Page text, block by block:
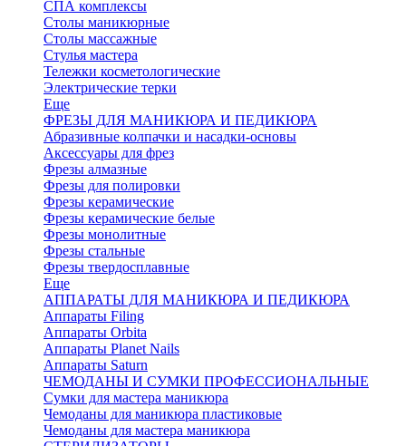
СПА комплексы
Столы маникюрные
Столы массажные
Стулья мастера
Тележки косметологические
Электрические терки
Еще
ФРЕЗЫ ДЛЯ МАНИКЮРА И ПЕДИКЮРА
Абразивные колпачки и насадки-основы
Аксессуары для фрез
Фрезы алмазные
Фрезы для полировки
Фрезы керамические
Фрезы керамические белые
Фрезы монолитные
Фрезы стальные
Фрезы твердосплавные
Еще
АППАРАТЫ ДЛЯ МАНИКЮРА И ПЕДИКЮРА
Аппараты Filing
Аппараты Orbita
Аппараты Planet Nails
Аппараты Saturn
ЧЕМОДАНЫ И СУМКИ ПРОФЕССИОНАЛЬНЫЕ
Сумки для мастера маникюра
Чемоданы для маникюра пластиковые
Чемоданы для мастера маникюра